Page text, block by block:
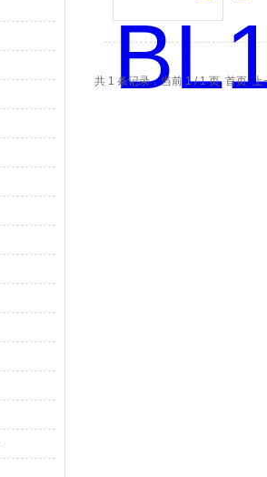
共 1 条记录，当前 1 / 1 页 首页